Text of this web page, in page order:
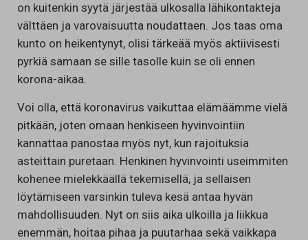
on kuitenkin syytä järjestää ulkosalla lähikontakteja
välttäen ja varovaisuutta noudattaen. Jos taas oma
kunto on heikentynyt, olisi tärkeää myös aktiivisesti
pyrkiä samaan se sille tasolle kuin se oli ennen
korona-aikaa.
Voi olla, että koronavirus vaikuttaa elämäämme vielä
pitkään, joten omaan henkiseen hyvinvointiin
kannattaa panostaa myös nyt, kun rajoituksia
asteittain puretaan. Henkinen hyvinvointi useimmiten
kohenee mielekkäällä tekemisellä, ja sellaisen
löytämiseen varsinkin tuleva kesä antaa hyvän
mahdollisuuden. Nyt on siis aika ulkoilla ja liikkua
enemmän, hoitaa pihaa ja puutarhaa sekä vaikkapa